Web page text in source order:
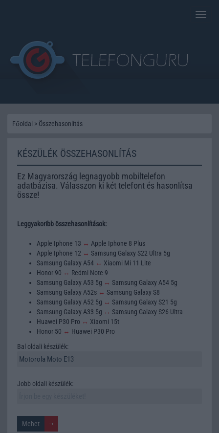
Toggle
Főoldal > Összehasonlítás
KÉSZÜLÉK ÖSSZEHASONLÍTÁS
Ez Magyarország legnagyobb mobiltelefon
adatbázisa. Válasszon ki két telefont és hasonlítsa
össze!
Leggyakoribb összehasonlítások:
Apple Iphone 13 ↔ Apple Iphone 8 Plus
Apple Iphone 12 ↔ Samsung Galaxy S22 Ultra 5g
Samsung Galaxy A54 ↔ Xiaomi Mi 11 Lite
Honor 90 ↔ Redmi Note 9
Samsung Galaxy A53 5g ↔ Samsung Galaxy A54 5g
Samsung Galaxy A52s ↔ Samsung Galaxy S8
Samsung Galaxy A52 5g ↔ Samsung Galaxy S21 5g
Samsung Galaxy A33 5g ↔ Samsung Galaxy S26 Ultra
Huawei P30 Pro ↔ Xiaomi 15t
Honor 50 ↔ Huawei P30 Pro
Bal oldali készülék:
Jobb oldali készülék: